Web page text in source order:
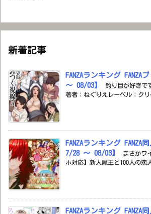
新着記事
FANZAランキング FANZA
～ 08/03】
釣り目が好きで
著者：ねぐりえレーベル：クリ
FANZAランキング FANZA
7/28 ～ 08/03】
まさかワ
ホ対応】新人魔王と100人の
FANZAランキング FANZA